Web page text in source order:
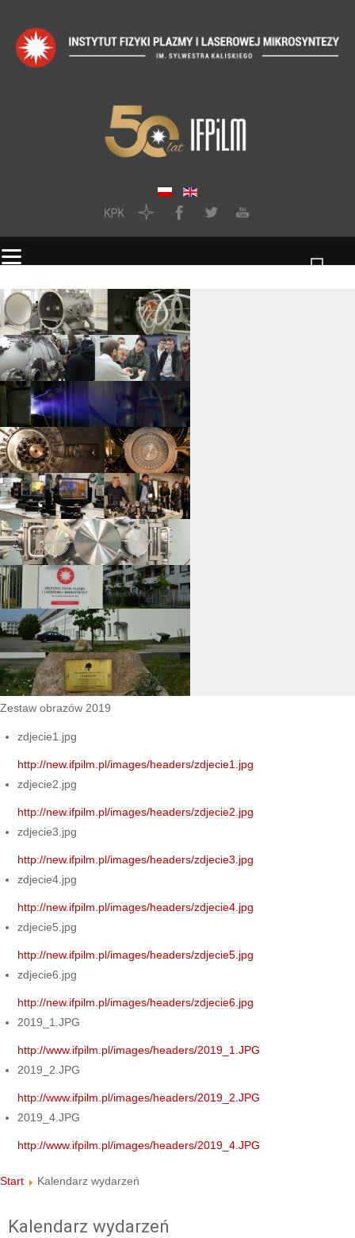
Zestaw obrazów 2019
zdjecie1.jpg
http://new.ifpilm.pl/images/headers/zdjecie1.jpg
zdjecie2.jpg
http://new.ifpilm.pl/images/headers/zdjecie2.jpg
zdjecie3.jpg
http://new.ifpilm.pl/images/headers/zdjecie3.jpg
zdjecie4.jpg
http://new.ifpilm.pl/images/headers/zdjecie4.jpg
zdjecie5.jpg
http://new.ifpilm.pl/images/headers/zdjecie5.jpg
zdjecie6.jpg
http://new.ifpilm.pl/images/headers/zdjecie6.jpg
2019_1.JPG
http://www.ifpilm.pl/images/headers/2019_1.JPG
2019_2.JPG
http://www.ifpilm.pl/images/headers/2019_2.JPG
2019_4.JPG
http://www.ifpilm.pl/images/headers/2019_4.JPG
Start Kalendarz wydarzeń
Kalendarz wydarzeń